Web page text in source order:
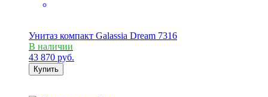
Унитаз компакт Galassia Dream 7316
В наличии
43 870 руб.
Купить